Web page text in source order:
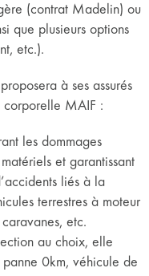
(contrat Madelin) ou
que plusieurs options
etc.).
à ses assurés
corporelle MAIF :
les dommages
et garantissant
liés à la
terrestres à moteur
etc.
au choix, elle
0km, véhicule de